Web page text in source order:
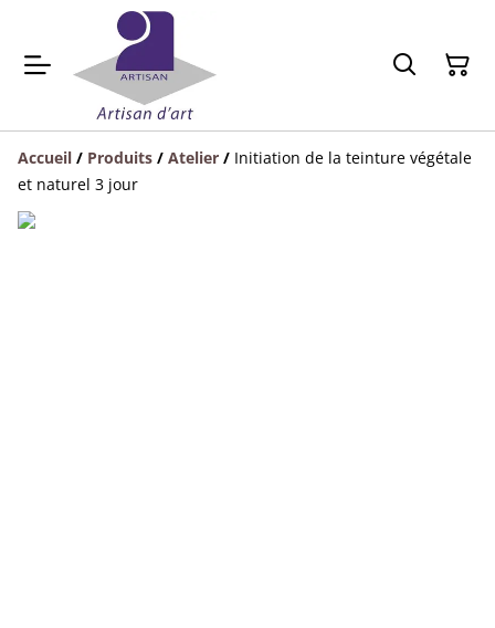
Accueil / Produits / Atelier / Initiation de la teinture végétale
et naturel 3 jour